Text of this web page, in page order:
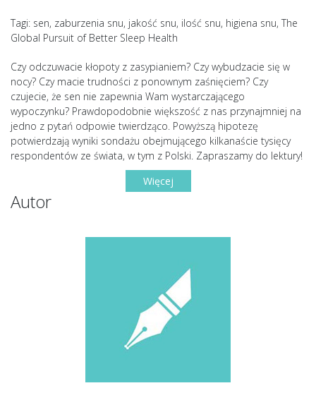
Tagi: sen, zaburzenia snu, jakość snu, ilość snu, higiena snu, The
Global Pursuit of Better Sleep Health
Czy odczuwacie kłopoty z zasypianiem? Czy wybudzacie się w
nocy? Czy macie trudności z ponownym zaśnięciem? Czy
czujecie, że sen nie zapewnia Wam wystarczającego
wypoczynku? Prawdopodobnie większość z nas przynajmniej na
jedno z pytań odpowie twierdząco. Powyższą hipotezę
potwierdzają wyniki sondażu obejmującego kilkanaście tysięcy
respondentów ze świata, w tym z Polski. Zapraszamy do lektury!
Więcej
Autor